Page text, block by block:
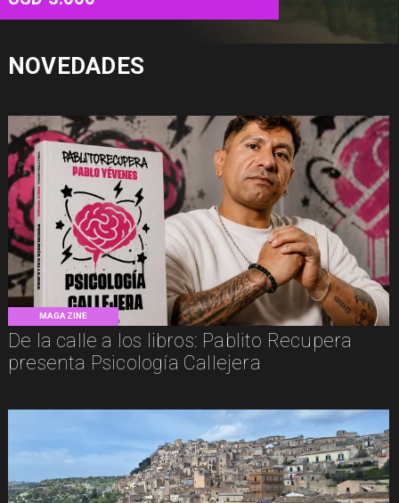
MAGAZINE
De la calle a los libros: Pablito Recupera
presenta Psicología Callejera
NOVEDADES